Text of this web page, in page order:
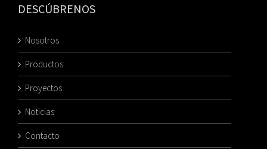
DESCÚBRENOS
Nosotros
Productos
Proyectos
Noticias
Contacto